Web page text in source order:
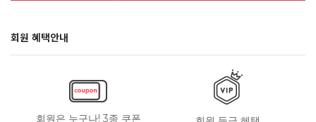
회원 혜택안내
회원은 누구나! 3종 쿠폰